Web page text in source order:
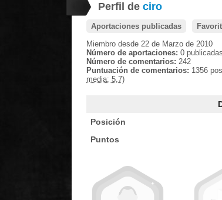
Perfil de ciro
Aportaciones publicadas
Miembro desde 22 de Marzo de 2010
Número de aportaciones: 0 publicadas
Número de comentarios: 242
Puntuación de comentarios: 1356
media: 5,7)
Posición
Puntos